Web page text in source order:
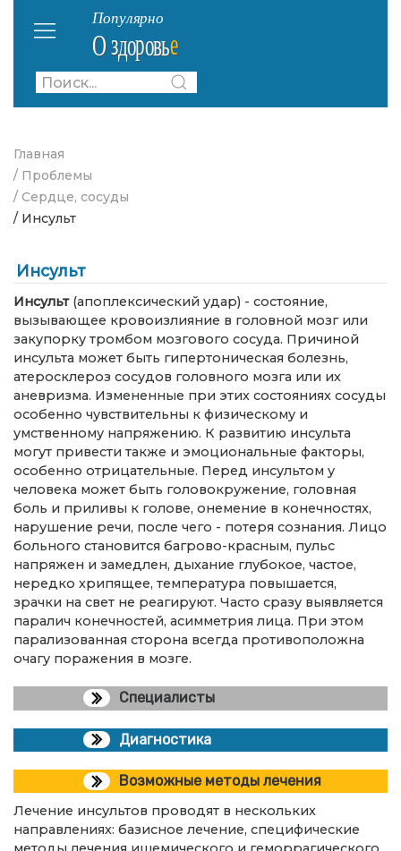
Главная
/ Проблемы
/ Сердце, сосуды
/ Инсульт
Инсульт
Инсульт(апоплексический удар) - состояние,
вызывающее кровоизлияние в головной мозг или
закупорку тромбом мозгового сосуда. Причиной
инсульта может быть гипертоническая болезнь,
атеросклероз сосудов головного мозга или их
аневризма. Измененные при этих состояниях сосуды
особенно чувствительны к физическому и
умственному напряжению. К развитию инсульта
могут привести также и эмоциональные факторы,
особенно отрицательные. Перед инсультом у
человека может быть головокружение, головная
боль и приливы к голове, онемение в конечностях,
нарушение речи, после чего - потеря сознания. Лицо
больного становится багрово-красным, пульс
напряжен и замедлен, дыхание глубокое, частое,
нередко хрипящее, температура повышается,
зрачки на свет не реагируют. Часто сразу выявляется
паралич конечностей, асимметрия лица. При этом
парализованная сторона всегда противоположна
очагу поражения в мозге.
Специалисты
Диагностика
Возможные методы лечения
Лечение инсультов проводят в нескольких
направлениях: базисное лечение, специфические